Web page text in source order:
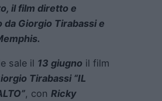
il film diretto e
Giorgio Tirabassi e
sale il 13 giugno il film
Tirabassi “IL
, con Ricky